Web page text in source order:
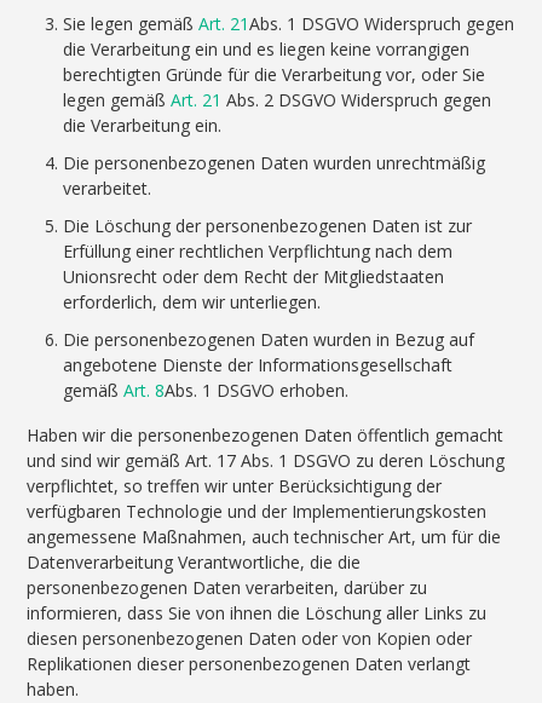
Sie legen gemäßArt. 21Abs. 1 DSGVO Widerspruch gegen
die Verarbeitung ein und es liegen keine vorrangigen
berechtigten Gründe für die Verarbeitung vor, oder Sie
legen gemäßArt. 21 Abs. 2 DSGVO Widerspruch gegen
die Verarbeitung ein.
Die personenbezogenen Daten wurden unrechtmäßig
verarbeitet.
Die Löschung der personenbezogenen Daten ist zur
Erfüllung einer rechtlichen Verpflichtung nach dem
Unionsrecht oder dem Recht der Mitgliedstaaten
erforderlich, dem wir unterliegen.
Die personenbezogenen Daten wurden in Bezug auf
angebotene Dienste der Informationsgesellschaft
gemäßArt. 8Abs. 1 DSGVO erhoben.
Haben wir die personenbezogenen Daten öffentlich gemacht
und sind wir gemäß Art. 17 Abs. 1 DSGVO zu deren Löschung
verpflichtet, so treffen wir unter Berücksichtigung der
verfügbaren Technologie und der Implementierungskosten
angemessene Maßnahmen, auch technischer Art, um für die
Datenverarbeitung Verantwortliche, die die
personenbezogenen Daten verarbeiten, darüber zu
informieren, dass Sie von ihnen die Löschung aller Links zu
diesen personenbezogenen Daten oder von Kopien oder
Replikationen dieser personenbezogenen Daten verlangt
haben.